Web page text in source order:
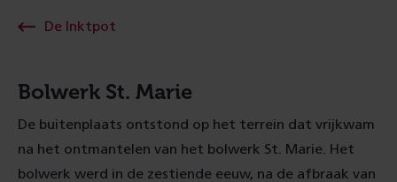
De Inktpot
Bolwerk St. Marie
De buitenplaats ontstond op het terrein dat vrijkwam
na het ontmantelen van het bolwerk St. Marie. Het
bolwerk werd in de zestiende eeuw, na de afbraak van